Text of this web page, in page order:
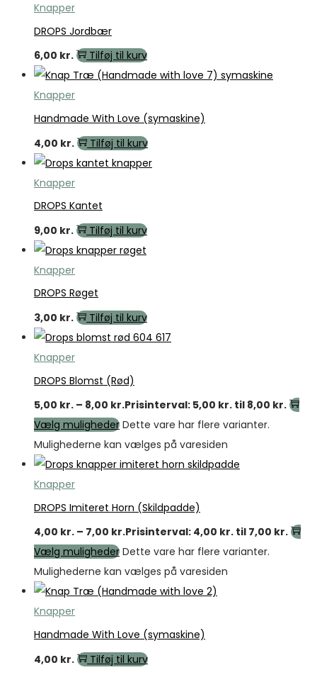
Knapper
DROPS Jordbær
6,00 kr. Tilføj til kurv
Knapper
Handmade With Love (symaskine)
4,00 kr. Tilføj til kurv
Knapper
DROPS Kantet
9,00 kr. Tilføj til kurv
Knapper
DROPS Røget
3,00 kr. Tilføj til kurv
Knapper
DROPS Blomst (Rød)
5,00 kr. – 8,00 kr.Prisinterval: 5,00 kr. til 8,00 kr.
Vælg muligheder Dette vare har flere varianter.
Mulighederne kan vælges på varesiden
Knapper
DROPS Imiteret Horn (Skildpadde)
4,00 kr. – 7,00 kr.Prisinterval: 4,00 kr. til 7,00 kr.
Vælg muligheder Dette vare har flere varianter.
Mulighederne kan vælges på varesiden
Knapper
Handmade With Love (symaskine)
4,00 kr. Tilføj til kurv